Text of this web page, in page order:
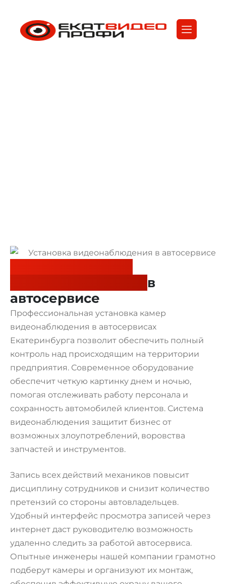
в
автосервисе
Профессиональная установка камер
видеонаблюдения в автосервисах
Екатеринбурга позволит обеспечить полный
контроль над происходящим на территории
предприятия. Современное оборудование
обеспечит четкую картинку днем и ночью,
помогая отслеживать работу персонала и
сохранность автомобилей клиентов. Система
видеонаблюдения защитит бизнес от
возможных злоупотреблений, воровства
запчастей и инструментов.
Запись всех действий механиков повысит
дисциплину сотрудников и снизит количество
претензий со стороны автовладельцев.
Удобный интерфейс просмотра записей через
интернет даст руководителю возможность
удаленно следить за работой автосервиса.
Опытные инженеры нашей компании грамотно
подберут камеры и организуют их монтаж,